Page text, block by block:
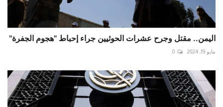
اليمن.. مقتل وجرح عشرات الحوثيين جراء إحباط "هجوم الجفرة"
مايو 19, 2024 0